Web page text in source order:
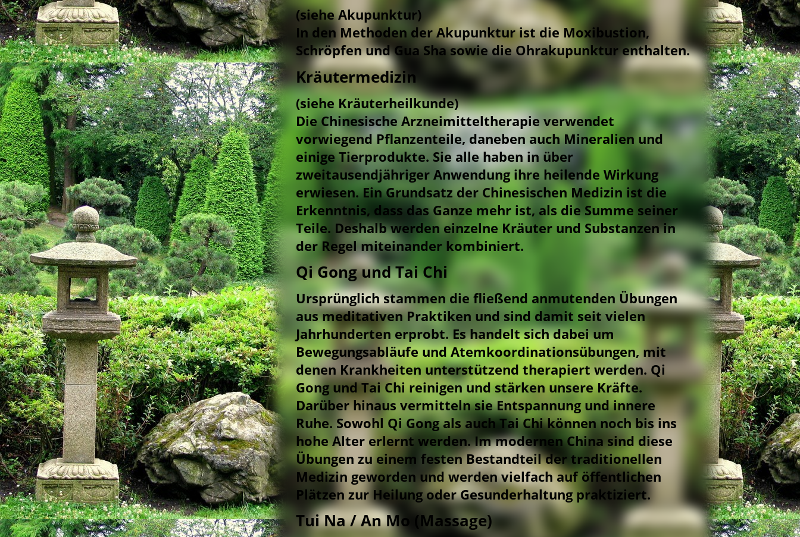
(siehe Akupunktur)
In den Methoden der Akupunktur ist die Moxibustion,
Schröpfen und Gua Sha sowie die Ohrakupunktur enthalten.
Kräutermedizin
(siehe Kräuterheilkunde)
Die Chinesische Arzneimitteltherapie verwendet
vorwiegend Pflanzenteile, daneben auch Mineralien und
einige Tierprodukte. Sie alle haben in über
zweitausendjähriger Anwendung ihre heilende Wirkung
erwiesen. Ein Grundsatz der Chinesischen Medizin ist die
Erkenntnis, dass das Ganze mehr ist, als die Summe seiner
Teile. Deshalb werden einzelne Kräuter und Substanzen in
der Regel miteinander kombiniert.
Qi Gong und Tai Chi
Ursprünglich stammen die fließend anmutenden Übungen
aus meditativen Praktiken und sind damit seit vielen
Jahrhunderten erprobt. Es handelt sich dabei um
Bewegungsabläufe und Atemkoordinationsübungen, mit
denen Krankheiten unterstützend therapiert werden. Qi
Gong und Tai Chi reinigen und stärken unsere Kräfte.
Darüber hinaus vermitteln sie Entspannung und innere
Ruhe. Sowohl Qi Gong als auch Tai Chi können noch bis ins
hohe Alter erlernt werden. Im modernen China sind diese
Übungen zu einem festen Bestandteil der traditionellen
Medizin geworden und werden vielfach auf öffentlichen
Plätzen zur Heilung oder Gesunderhaltung praktiziert.
Tui Na / An Mo (Massage)